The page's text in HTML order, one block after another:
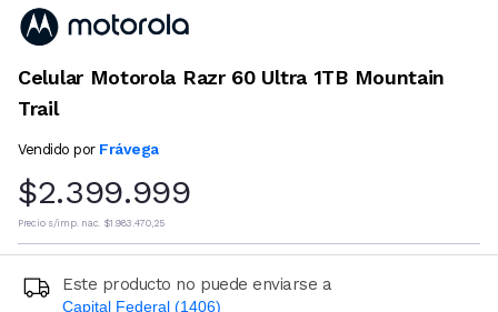
Celular Motorola Razr 60 Ultra 1TB Mountain
Trail
Vendido por Frávega
$2.399.999
Precio s/imp. nac. $1.983.470,25
Este producto no puede enviarse a
Capital Federal (1406)